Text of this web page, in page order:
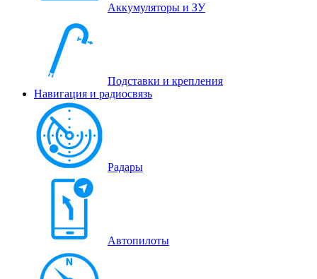
Аккумуляторы и ЗУ
Подставки и крепления
Навигация и радиосвязь
Радары
Автопилоты